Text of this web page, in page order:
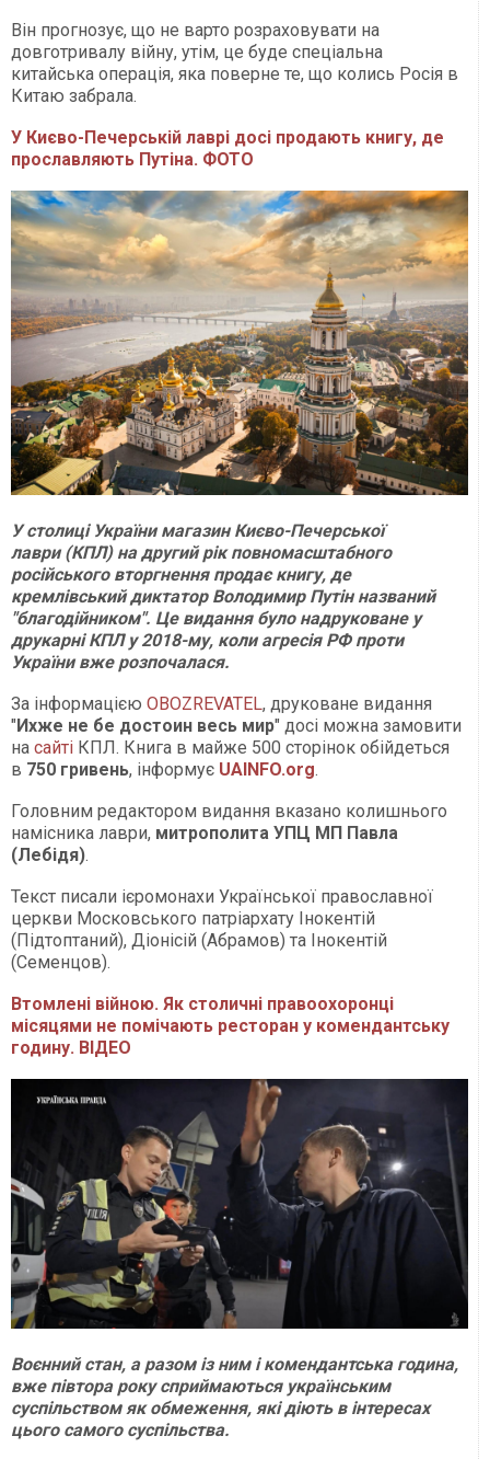
Він прогнозує, що не варто розраховувати на
довготривалу війну, утім, це буде спеціальна
китайська операція, яка поверне те, що колись Росія в
Китаю забрала.
У Києво-Печерській лаврі досі продають книгу, де
прославляють Путіна. ФОТО
У столиці України магазин Києво-Печерської
лаври (КПЛ) на другий рік повномасштабного
російського вторгнення продає книгу, де
кремлівський диктатор Володимир Путін названий
"благодійником". Це видання було надруковане у
друкарні КПЛ у 2018-му, коли агресія РФ проти
України вже розпочалася.
За інформацією OBOZREVATEL, друковане видання
" Ихже не бе достоин весь мир" досі можна замовити
на сайті КПЛ. Книга в майже 500 сторінок обійдеться
в 750 гривень, інформує UAINFO.org.
Головним редактором видання вказано колишнього
намісника лаври, митрополита УПЦ МП Павла
(Лебідя).
Текст писали ієромонахи Української православної
церкви Московського патріархату Інокентій
(Підтоптаний), Діонісій (Абрамов) та Інокентій
(Семенцов).
Втомлені війною. Як столичні правоохоронці
місяцями не помічають ресторан у комендантську
годину. ВІДЕО
Воєнний стан, а разом із ним і комендантська година,
вже півтора року сприймаються українським
суспільством як обмеження, які діють в інтересах
цього самого суспільства.